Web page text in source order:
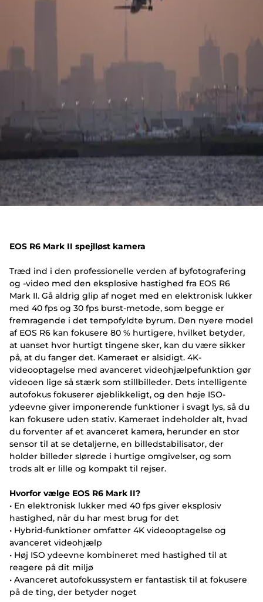
EOS R6 Mark II spejlløst kamera
Træd ind i den professionelle verden af byfotografering
og -video med den eksplosive hastighed fra EOS R6
Mark II. Gå aldrig glip af noget med en elektronisk lukker
med 40 fps og 30 fps burst-metode, som begge er
fremragende i det tempofyldte byrum. Den nyere model
af EOS R6 kan fokusere 80 % hurtigere, hvilket betyder,
at uanset hvor hurtigt tingene sker, kan du være sikker
på, at du fanger det. Kameraet er alsidigt. 4K-
videooptagelse med avanceret videohjælpefunktion gør
videoen lige så stærk som stillbilleder. Dets intelligente
autofokus fokuserer øjeblikkeligt, og den høje ISO-
ydeevne giver imponerende funktioner i svagt lys, så du
kan fokusere uden stativ. Kameraet indeholder alt, hvad
du forventer af et avanceret kamera, herunder en stor
sensor til at se detaljerne, en billedstabilisator, der
holder billeder slørede i hurtige omgivelser, og som
trods alt er lille og kompakt til rejser.
Hvorfor vælge EOS R6 Mark II?
• En elektronisk lukker med 40 fps giver eksplosiv
hastighed, når du har mest brug for det
• Hybrid-funktioner omfatter 4K videooptagelse og
avanceret videohjælp
• Høj ISO ydeevne kombineret med hastighed til at
reagere på dit miljø
• Avanceret autofokussystem er fantastisk til at fokusere
på de ting, der betyder noget